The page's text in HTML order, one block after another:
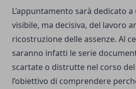
L’appuntamento sarà dedicato
visibile, ma decisiva, del lavoro
ricostruzione delle assenze. Al
saranno infatti le serie
scartate o distrutte nel corso
l’obiettivo di comprendere